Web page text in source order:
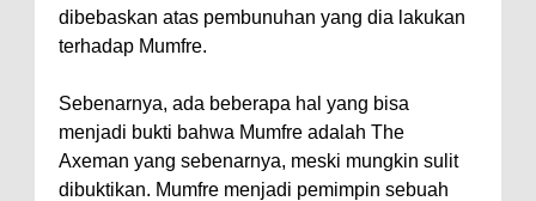
dibebaskan atas pembunuhan yang dia lakukan
terhadap Mumfre.
Sebenarnya, ada beberapa hal yang bisa
menjadi bukti bahwa Mumfre adalah The
Axeman yang sebenarnya, meski mungkin sulit
dibuktikan. Mumfre menjadi pemimpin sebuah